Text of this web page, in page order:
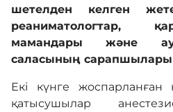
шетелден келген
реаниматологтар,
мамандары және
саласының сарапшылары
Екі күнге жоспарланған
қатысушылар